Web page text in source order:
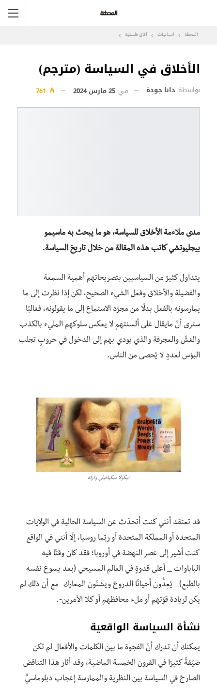
المحطة انسانيات آفاق فلسفيّة‎
الأخلاق في السياسة (مترجم)
بواسطة دانا جودة في 25 مارس 2024
مدى ملاءمة الأخلاق للسياسة، هو ما يبحث به ماسيمو
بيجليوتشي كاتب هذه المقالة من خلال تاريخ السياسة.
يتداول كثيرٌ من السياسيين بتصريحاتهم أهمية السمعة
والفضيلة والأخلاق وفعل الشيء الصحيح، لكن إذا نظرت إلى ما
يمارسونه بالفعل بدلًا من مجرّد الاستماع إلى ما يقولونه، فغالبًا
سترى أنّ مايقال على ألسنتهم لا يعكس سلوكهم المليء بالكذب
والغشّ والعجرفة والذي يودي بهم إلى الدخول في حروبٍ تجلب
البؤس لعددٍ لا يُحصى من الناس.
نيكولا ميكيافيلي وارثه
قد تعتقد أنني كنت أتحدّث عن السياسة الحالية في الولايات
المتحدة أو المملكة المتحدة أو ربّما روسيا، إلّا أنني في الواقع
كنت أشير إلى عصر النهضة في أوروبا؛ فقد كان وقتًا فيه
الباباوات _ أعلى قدوةٍ في العالم المسيحي (بعد يسوع نفسه
بالطبع)_ يُعِدُّون أحيانًا الدروع ويشنّون المعارك -مع أن ذلك لم
يكن لزيادة قوّتهم أو ملء محافظهم أو كلا الأمرين-.
نشأة السياسة الواقعية
يمكنك أن تدرك أنّ الفجوة ما بين الكلمات والأفعال لم تكن
ضيّقةً كثيرًا في القرون الخمسة الماضية، وقد أثار هذا التناقض
الصارخ في السياسة بين النظرية والممارسة إعجاب دبلوماسيٍّ